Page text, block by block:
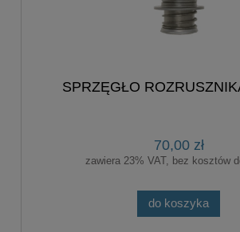
SPRZĘGŁO
70,00 zł
zawiera 23% VAT, bez kosztów
do koszyka